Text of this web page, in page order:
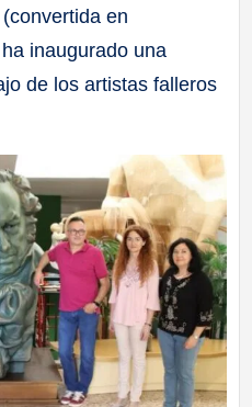
en
inaugurado una
de los artistas falleros